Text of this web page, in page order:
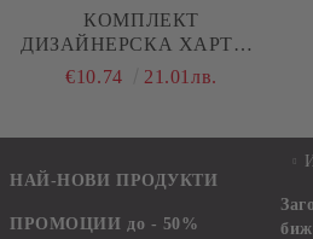
КОМПЛЕКТ
ДИЗАЙНЕРСКА ХАРТИЯ
- BABY BOY UNIVERSE
€10.74 21.01лв.
НАЙ-НОВИ ПРОДУКТИ
ПРОМОЦИИ до - 50%